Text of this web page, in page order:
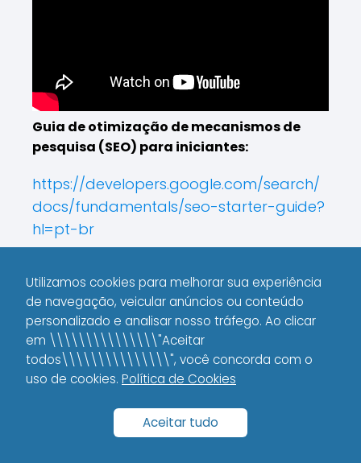
Guia de otimização de mecanismos de
pesquisa (SEO) para iniciantes:
https://developers.google.com/search/
docs/fundamentals/seo-starter-guide?
hl=pt-br
Rankings:
https://www.hostinger.com/br/tutoria
is/o-que-e-seo
O que é Guest Post e
para que serve?
O que é Google
RankBrain e para que
Utilizamos cookies para melhorar sua experiência
de navegação, veicular anúncios ou conteúdo
personalizado e analisar nosso tráfego. Ao clicar
em \\\\\\\\\\\\\\\"Aceitar
todos\\\\\\\\\\\\\\\", você concorda com o
uso de cookies. Política de Cookies
Aceitar tudo